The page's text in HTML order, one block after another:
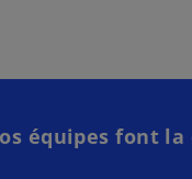
équipes font